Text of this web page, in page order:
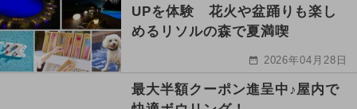
UPを体験 花火や盆踊りも楽し
めるリソルの森で夏満喫
2026年04月28日
最大半額クーポン進呈中♪屋内で